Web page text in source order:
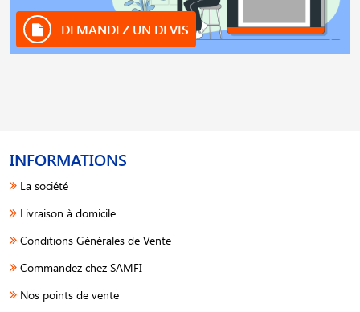
DEMANDEZ UN DEVIS
INFORMATIONS
La société
Livraison à domicile
Conditions Générales de Vente
Commandez chez SAMFI
Nos points de vente